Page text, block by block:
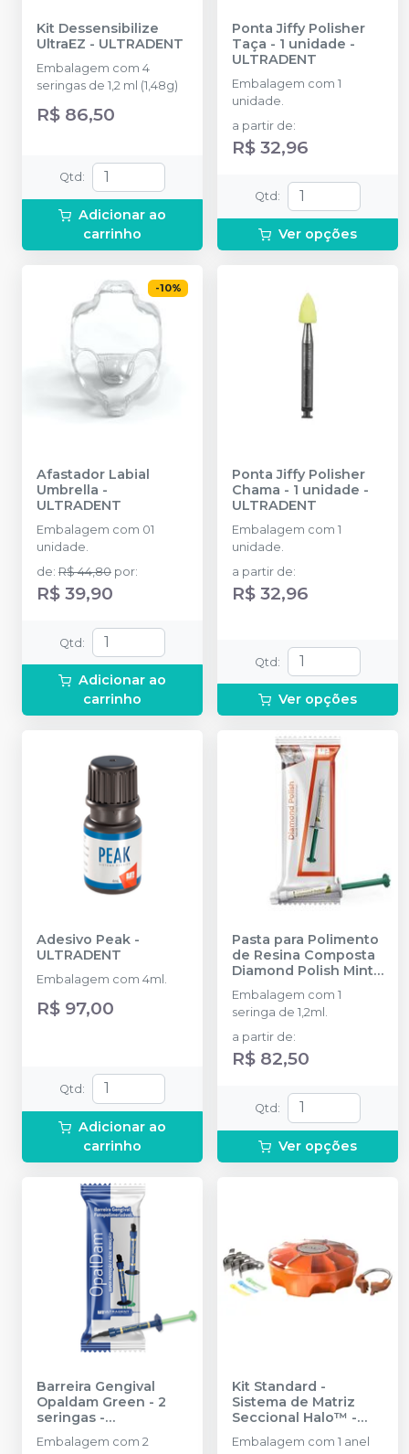
Kit Dessensibilize
UltraEZ - ULTRADENT
Embalagem com 4
seringas de 1,2 ml (1,48g)
R$ 86,50
Qtd :
Adicionar ao
carrinho
Ponta Jiffy Polisher
Taça - 1 unidade -
ULTRADENT
Embalagem com 1
unidade.
a partir de:
R$ 32,96
Qtd :
Ver opções
-10%
Afastador Labial
Umbrella -
ULTRADENT
Embalagem com 01
unidade.
de: R$ 44,80 por:
R$ 39,90
Qtd:
Adicionar ao
carrinho
Ponta Jiffy Polisher
Chama - 1 unidade -
ULTRADENT
Embalagem com 1
unidade.
a partir de:
R$ 32,96
Qtd:
Ver opções
Adesivo Peak -
ULTRADENT
Embalagem com 4ml.
R$ 97,00
Qtd :
Adicionar ao
carrinho
Pasta para Polimento
de Resina Composta
Diamond Polish Mint -
1 Seringa
ULTRADENT
Embalagem com 1
seringa de 1,2ml.
a partir de:
R$ 82,50
Qtd :
Ver opções
Barreira Gengival
Opaldam Green - 2
seringas -
ULTRADENT
Embalagem com 2
Kit Standard -
Sistema de Matriz
Seccional Halo™ -
ULTRADENT
Embalagem com 1 anel